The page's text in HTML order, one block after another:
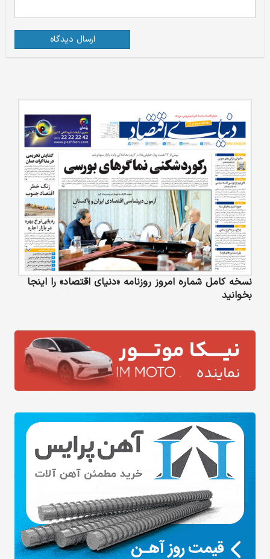
ارسال دیدگاه
نسخه کامل شماره امروز روزنامه «دنیای‌ اقتصاد» را اینجا
بخوانید